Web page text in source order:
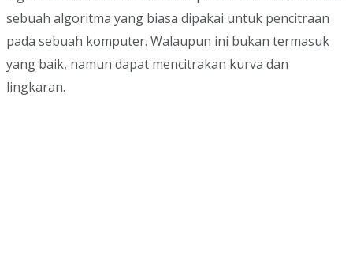
sebuah algoritma yang biasa dipakai untuk pencitraan
pada sebuah komputer. Walaupun ini bukan termasuk
yang baik, namun dapat mencitrakan kurva dan
lingkaran.